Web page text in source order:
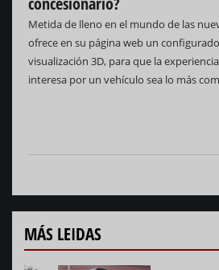
Metida de lleno en el mundo de las
ofrece en su página web un
visualización 3D, para que la
interesa por un vehículo sea lo más
MÁS LEIDAS